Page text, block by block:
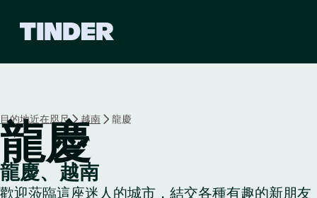
首
目的地近在咫尺 越南 龍慶
龍慶
龍慶、越南
歡迎蒞臨這座迷人的城市，結交各種有趣的新朋